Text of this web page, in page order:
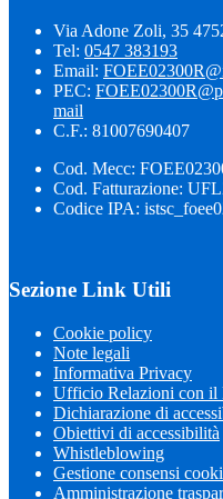
Via Adone Zoli, 35
Tel: 0547 383193
Email:
PEC:
mail
C.F.: 81007690407
Cod. Mecc:
Cod. Fatturazione:
Codice IPA:
Sezione Link Utili
Cookie policy
Note legali
Informativa Privacy
Ufficio Relazioni con il
Dichiarazione di
Obiettivi di accessibilità
Whistleblowing
Gestione consensi
Amministrazione